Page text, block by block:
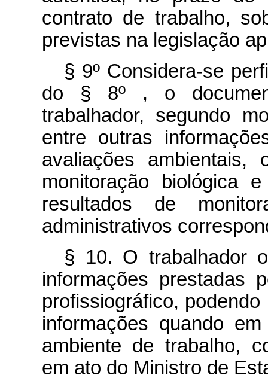
contrato de trabalho,
previstas na legislação
§ 9º Considera-se
do § 8º , o
trabalhador, segundo
entre outras
avaliações
monitoração biológica
resultados de
administrativos
§ 10. O trabalhador
informações prestadas
profissiográfico,
informações quando
ambiente de trabalho,
em ato do Ministro de